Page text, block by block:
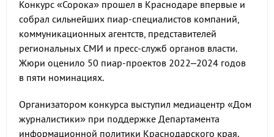
Конкурс «Сорока» прошел в Краснодаре впервые и
собрал сильнейших пиар-специалистов компаний,
коммуникационных агентств, представителей
региональных СМИ и пресс-служб органов власти.
Жюри оценило 50 пиар-проектов 2022–2024 годов
в пяти номинациях.
Организатором конкурса выступил медиацентр «Дом
журналистики» при поддержке Департамента
информационной политики Краснодарского края.